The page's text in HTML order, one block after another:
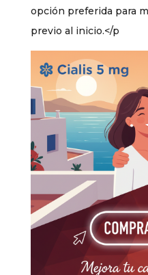
opción preferida para
previo al inicio.</p